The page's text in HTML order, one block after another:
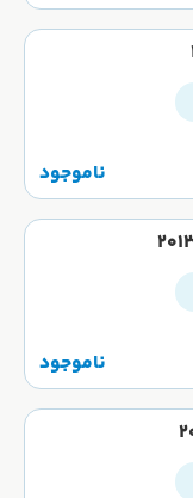
ناموجود
ناموجود